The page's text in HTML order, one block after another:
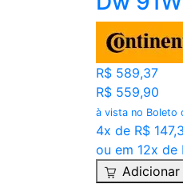
R$ 589,37
R$ 559,90
à vista no Boleto
4x de R$
ou em 12x de